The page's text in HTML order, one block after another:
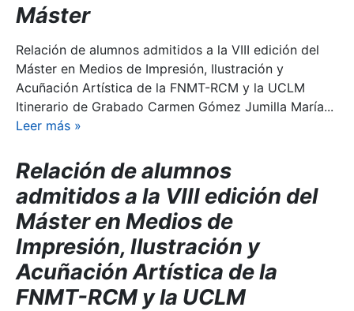
Máster
Relación de alumnos admitidos a la VIII edición del
Máster en Medios de Impresión, Ilustración y
Acuñación Artística de la FNMT-RCM y la UCLM
Itinerario de Grabado Carmen Gómez Jumilla María...
Leer más »
Relación de alumnos
admitidos a la VIII edición del
Máster en Medios de
Impresión, Ilustración y
Acuñación Artística de la
FNMT-RCM y la UCLM